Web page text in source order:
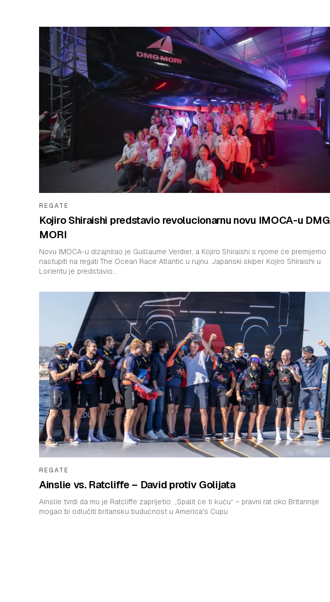
REGATE
Kojiro Shiraishi predstavio revolucionarnu novu IMOCA-u DMG
MORI
Novu IMOCA-u dizajnirao je Guillaume Verdier, a Kojiro Shiraishi s njome će premijerno
nastupiti na regati The Ocean Race Atlantic u rujnu. Japanski skiper Kojiro Shiraishi u
Lorientu je predstavio...
REGATE
Ainslie vs. Ratcliffe – David protiv Golijata
Ainslie tvrdi da mu je Ratcliffe zaprijetio: „Spalit će ti kuću“ – pravni rat oko Britannije
mogao bi odlučiti britansku budućnost u America's Cupu